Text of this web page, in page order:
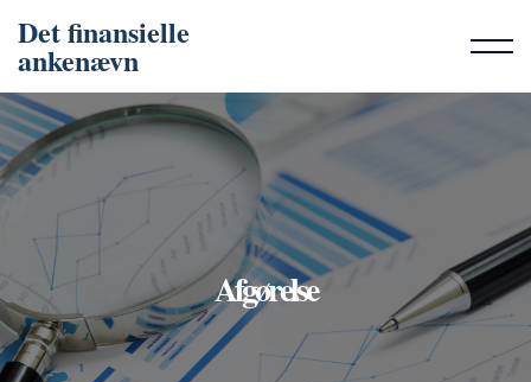
Det finansielle
ankenævn
Afgørelse